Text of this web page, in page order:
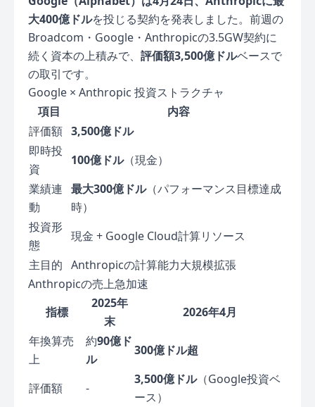
大400億ドルを投じる契約を発表しました。前週の
Broadcom・Google・Anthropicの3.5GW契約に
続く資本の上積みで、 評価額3,500億ドルベースで
の取引です。
Google × Anthropic 投資ストラクチャ
項目
内容
評価額 3,500億ドル
即時投
資
100億ドル（現金）
業績連
動
最大300億ドル（パフォーマンス目標達成
時）
投資形
態
現金 + Google Cloud計算リソース
主目的 Anthropicの計算能力大規模拡張
Anthropicの売上急加速
指標
2025年
末
2026年4月
年換算売
上
約90億ド
ル
300億ドル超
評価額 -
3,500億ドル（Google投資ベ
ース）